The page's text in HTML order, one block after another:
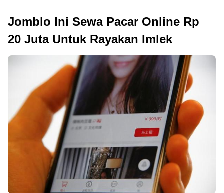
Jomblo Ini Sewa Pacar Online Rp
20 Juta Untuk Rayakan Imlek